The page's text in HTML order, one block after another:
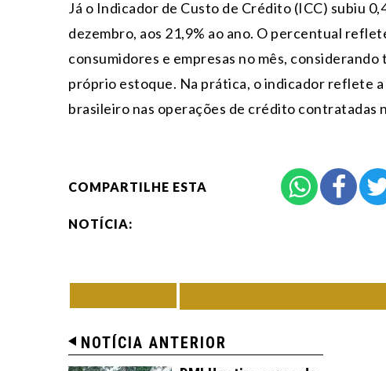
Já o Indicador de Custo de Crédito (ICC) subiu
dezembro, aos 21,9% ao ano. O percentual
consumidores e empresas no mês,
próprio estoque. Na prática, o indicador reflete
brasileiro nas operações de crédito contratadas
COMPARTILHE ESTA
NOTÍCIA:
NOTÍCIA ANTERIOR